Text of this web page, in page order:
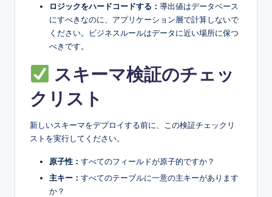
ロジックをハードコードする： 導出値はデータベース
にすべきなのに、アプリケーション層で計算しないで
ください。ビジネスルールはデータに近い場所に保つ
べきです。
スキーマ検証のチェッ
クリスト
新しいスキーマをデプロイする前に、この検証チェックリ
ストを実行してください。
原子性： すべてのフィールドが原子的ですか？
主キー： すべてのテーブルに一意の主キーがあります
か？